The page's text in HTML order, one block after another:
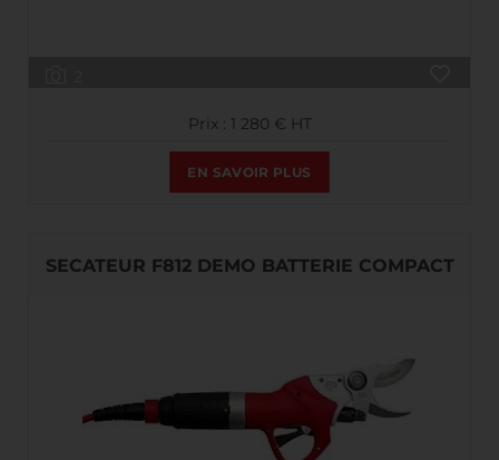
Prix : 1 280 € HT
EN SAVOIR PLUS
SECATEUR F812 DEMO BATTERIE COMPACT